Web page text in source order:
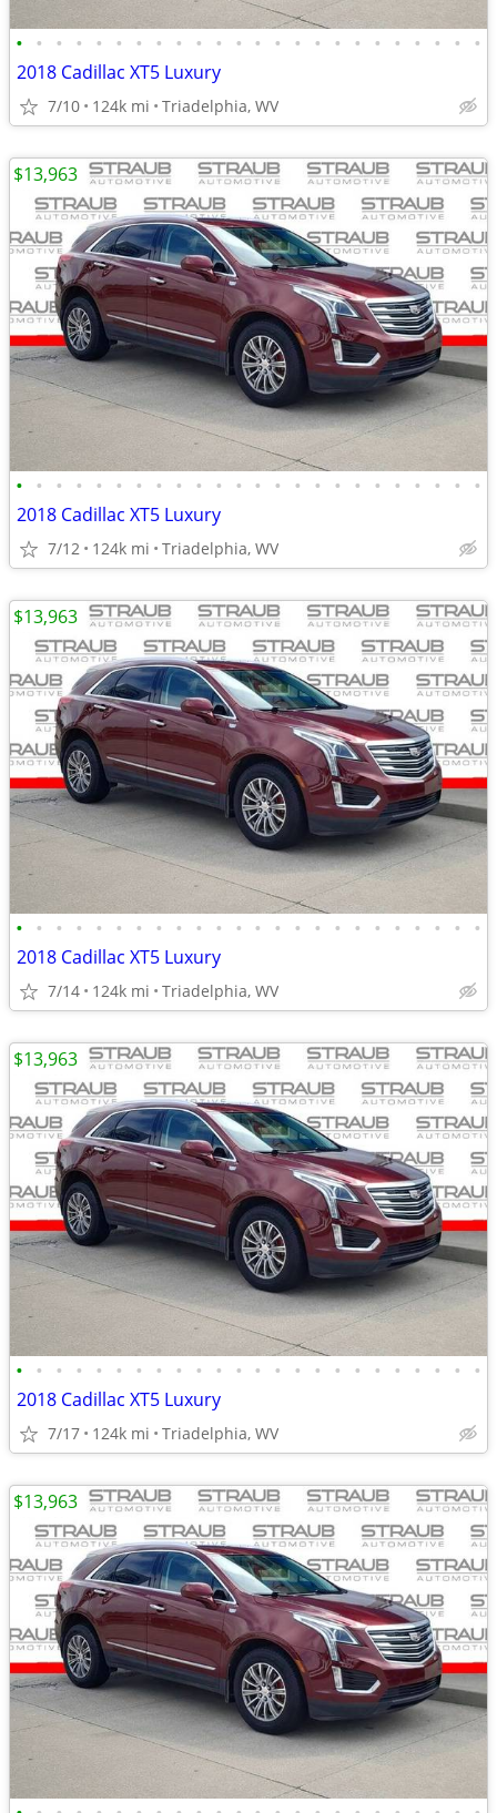
• • • • • • • • • • • • • • • • • • • • • • • •
2018 Cadillac XT5 Luxury
7/10 124k mi Triadelphia, WV
• • • • • • • • • • • • • • • • • • • • • • • •
2018 Cadillac XT5 Luxury
7/12 124k mi Triadelphia, WV
$13,963
• • • • • • • • • • • • • • • • • • • • • • • •
2018 Cadillac XT5 Luxury
7/14 124k mi Triadelphia, WV
$13,963
• • • • • • • • • • • • • • • • • • • • • • • •
2018 Cadillac XT5 Luxury
7/17 124k mi Triadelphia, WV
$13,963
$13,963